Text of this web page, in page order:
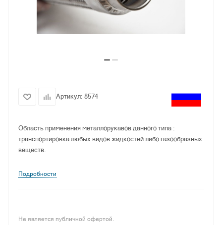
Артикул: 8574
Область применения металлорукавов данного типа :
транспортировка любых видов жидкостей либо газообразных
веществ.
Подробности
Не является публичной офертой.